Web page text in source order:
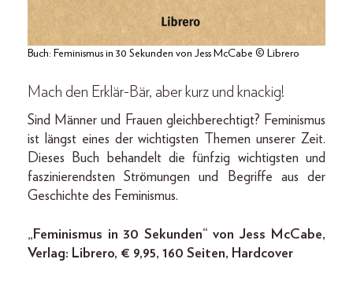
Buch: Feminismus in 30 Sekunden von Jess McCabe © Librero
Mach den Erklär-Bär, aber kurz und knackig!
Sind Männer und Frauen gleichberechtigt? Feminismus
ist längst eines der wichtigsten Themen unserer Zeit.
Dieses Buch behandelt die fünfzig wichtigsten und
faszinierendsten Strömungen und Begriffe aus der
Geschichte des Feminismus.
„Feminismus in 30 Sekunden“ von Jess McCabe,
Verlag: Librero, € 9,95, 160 Seiten, Hardcover